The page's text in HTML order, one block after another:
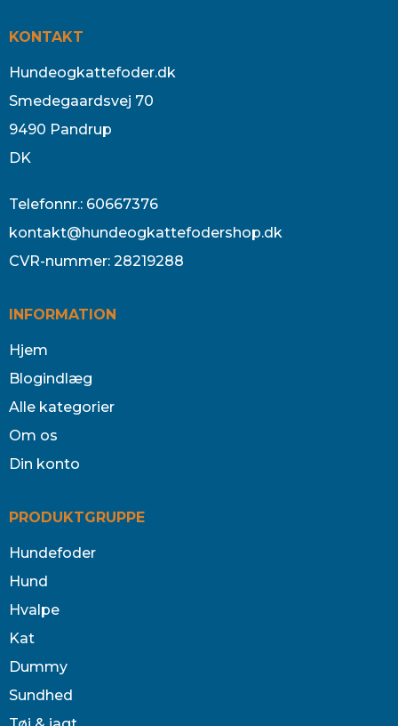
KONTAKT
Hundeogkattefoder.dk
Smedegaardsvej 70
9490 Pandrup
DK
Telefonnr.: 60667376
kontakt@hundeogkattefodershop.dk
CVR-nummer: 28219288
INFORMATION
Hjem
Blogindlæg
Alle kategorier
Om os
Din konto
PRODUKTGRUPPE
Hundefoder
Hund
Hvalpe
Kat
Dummy
Sundhed